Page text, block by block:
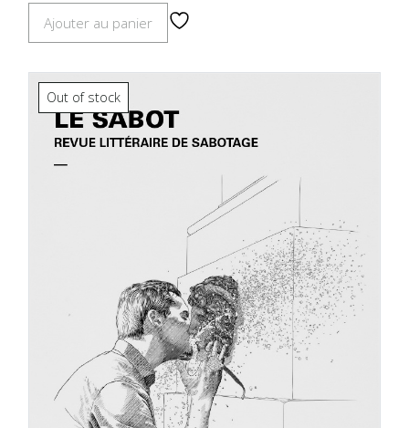
Ajouter au panier
Out of stock